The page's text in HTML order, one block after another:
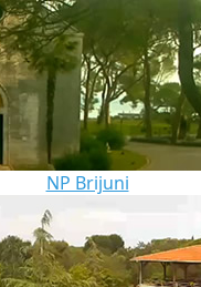
NP Brijuni